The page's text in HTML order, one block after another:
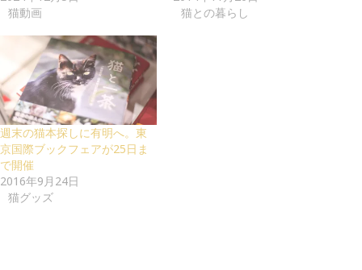
猫動画
猫との暮らし
週末の猫本探しに有明へ。東
京国際ブックフェアが25日ま
で開催
2016年9月24日
猫グッズ